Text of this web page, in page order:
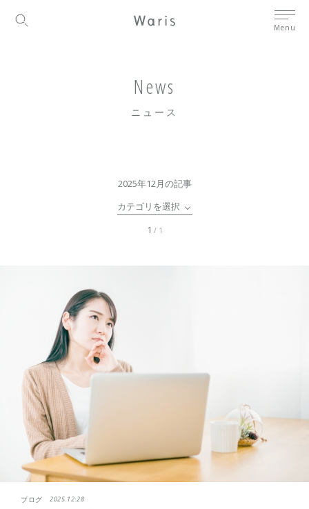
Menu
News
ニュース
2025年12月の記事
カテゴリを選択
1 / 1
ブログ 2025.12.28